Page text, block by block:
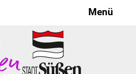
Menü
Stadt & Politik
Bürgermeister